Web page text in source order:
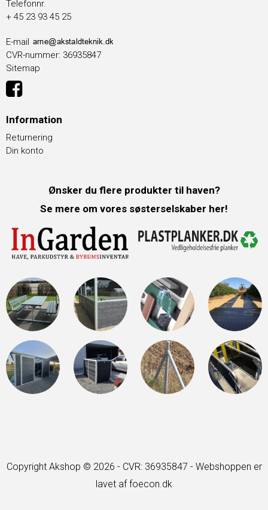
Telefonnr.
+ 45 23 93 45 25
E-mail
CVR-nummer: 36935847
Sitemap
Information
Returnering
Din konto
Ønsker du flere produkter til haven?
Se mere om vores søsterselskaber her!
Copyright Akshop © 2026 - CVR: 36935847 - Webshoppen er
lavet af foecon.dk